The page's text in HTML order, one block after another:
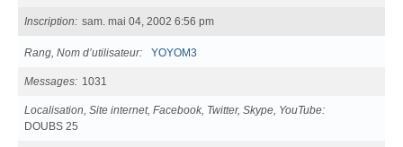
Inscription sam. mai 04, 2002 6:56 pm
Rang, Nom d’utilisateur YOYOM3
Messages 1031
Localisation, Site internet, Facebook, Twitter, Skype, YouTube
DOUBS 25